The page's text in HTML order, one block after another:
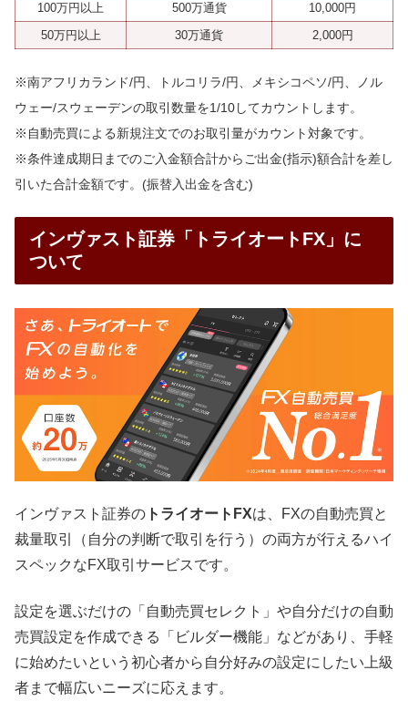
100万円以上
500万通貨
10,000円
50万円以上
30万通貨 2,000円
※南アフリカランド/円、トルコリラ/円、メキシコペソ/円、ノル
ウェー/スウェーデンの取引数量を1/10してカウントします。
※自動売買による新規注文でのお取引量がカウント対象です。
※条件達成期日までのご入金額合計からご出金(指示)額合計を差し
引いた合計金額です。(振替入出金を含む)
インヴァスト証券「トライオートFX」に
ついて
インヴァスト証券の トライオートFXは、FXの自動売買と
裁量取引（自分の判断で取引を行う）の両方が行えるハイ
スペックなFX取引サービスです。
設定を選ぶだけの「自動売買セレクト」や自分だけの自動
売買設定を作成できる「ビルダー機能」などがあり、手軽
に始めたいという初心者から自分好みの設定にしたい上級
者まで幅広いニーズに応えます。